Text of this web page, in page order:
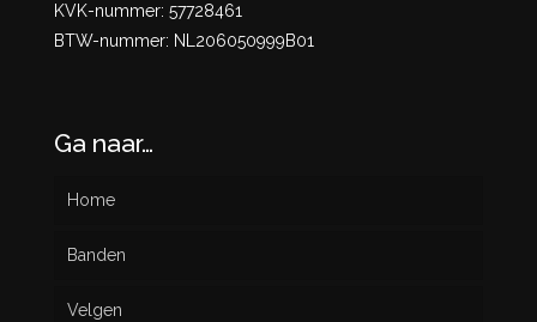
KVK-nummer: 57728461
BTW-nummer: NL206050999B01
Ga naar…
Home
Banden
Nieuw
Velgen